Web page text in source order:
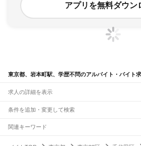
アプリを無料ダウン
東京都、岩本町駅、学歴不問のアルバイト・バイト
求人の詳細を表示
条件を追加・変更して検索
市区町村を追加・変更
駅を追加・変更
関連キーワード